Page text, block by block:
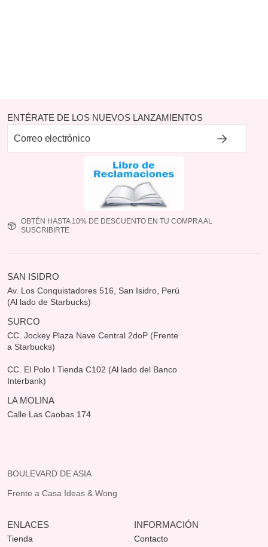
ENTÉRATE DE LOS NUEVOS LANZAMIENTOS
OBTÉN HASTA 10% DE DESCUENTO EN TU COMPRA AL
SUSCRIBIRTE
SAN ISIDRO
Av. Los Conquistadores 516, San Isidro, Perú
(Al lado de Starbucks)
SURCO
CC. Jockey Plaza Nave Central 2doP (Frente
a Starbucks)
CC. El Polo I Tienda C102 (Al lado del Banco
Interbank)
LA MOLINA
Calle Las Caobas 174
BOULEVARD DE ASIA
Frente a Casa Ideas & Wong
ENLACES
Tienda
INFORMACIÓN
Contacto